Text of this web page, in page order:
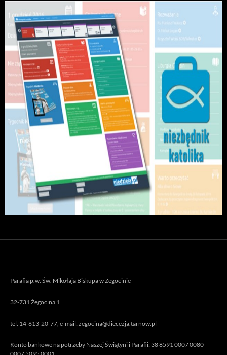
Parafia p.w. Św. Mikołaja Biskupa w Żegocinie
32-731 Żegocina 1
tel. 14-613-20-77, e-mail: zegocina@diecezja.tarnow.pl
Konto bankowe na potrzeby Naszej Świątyni i Parafii: 38 8591 0007 0080